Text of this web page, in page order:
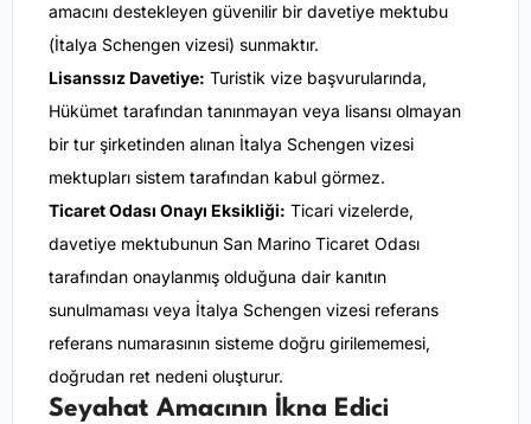
amacını destekleyen güvenilir bir davetiye mektubu
(İtalya Schengen vizesi) sunmaktır.
Lisanssız Davetiye: Turistik vize başvurularında,
Hükümet tarafından tanınmayan veya lisansı olmayan
bir tur şirketinden alınan İtalya Schengen vizesi
mektupları sistem tarafından kabul görmez.
Ticaret Odası Onayı Eksikliği: Ticari vizelerde,
davetiye mektubunun San Marino Ticaret Odası
tarafından onaylanmış olduğuna dair kanıtın
sunulmaması veya İtalya Schengen vizesi referans
referans numarasının sisteme doğru girilememesi,
doğrudan ret nedeni oluşturur.
Seyahat Amacının İkna Edici